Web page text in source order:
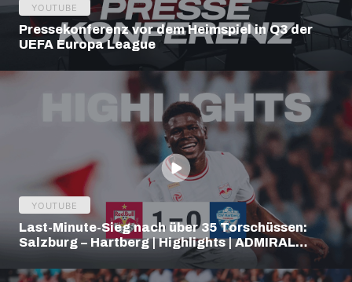
YOUTUBE
Pressekonferenz vor dem Heimspiel in Q3 der
UEFA Europa League
YOUTUBE
Last-Minute-Sieg nach über 35 Torschüssen:
Salzburg – Hartberg | Highlights | ADMIRAL